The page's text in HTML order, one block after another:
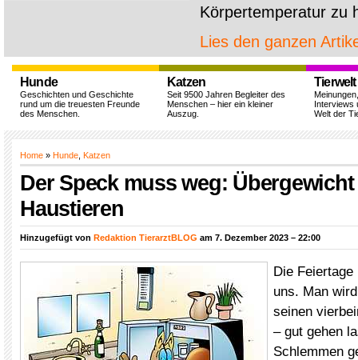
Körpertemperatur zu
Lies den ganzen
Hunde
Geschichten und Geschichte
rund um die treuesten Freunde
des Menschen.
Katzen
Seit 9500 Jahren Begleiter des
Menschen – hier ein kleiner
Auszug.
Tierwelt
Interviews
Welt der
Home » Hunde Katzen
Der Speck muss weg:
Haustieren
Hinzugefügt von Redaktion TierarztBLOG am 7. Dezember 2023 – 22:00
Die
uns. Man
seinen
– gut gehen
Schlemmen